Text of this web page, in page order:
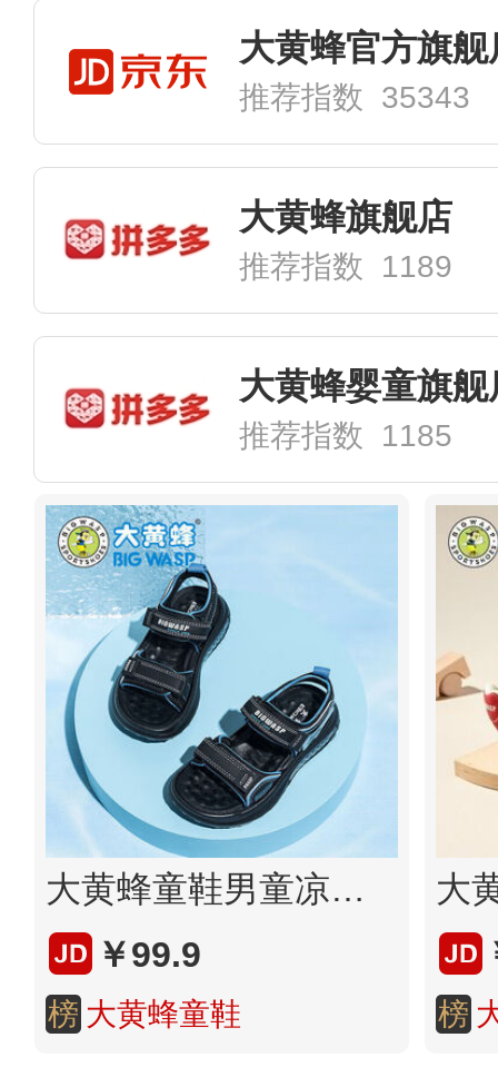
大黄蜂官方旗舰
推荐指数 35343
大黄蜂旗舰店
推荐指数 1189
大黄蜂婴童旗舰
推荐指数 1185
大黄蜂童鞋男童凉鞋夏季沙滩鞋子休闲儿童露趾凉鞋 D332423010黑蓝31
￥99.9
榜 大黄蜂童鞋 榜